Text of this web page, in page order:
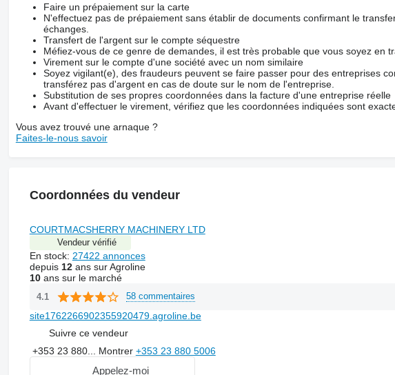
Faire un prépaiement sur la carte
N'effectuez pas de prépaiement sans établir de documents confirmant le
échanges.
Transfert de l'argent sur le compte séquestre
Méfiez-vous de ce genre de demandes, il est très probable que vous soyez en
Virement sur le compte d'une société avec un nom similaire
Soyez vigilant(e), des fraudeurs peuvent se faire passer pour des entreprises
transférez pas d'argent en cas de doute sur le nom de l'entreprise.
Substitution de ses propres coordonnées dans la facture d'une entreprise réelle
Avant d'effectuer le virement, vérifiez que les coordonnées indiquées sont
Vous avez trouvé une arnaque ?
Faites-le-nous savoir
Coordonnées du vendeur
COURTMACSHERRY MACHINERY LTD
Vendeur vérifié
En stock: 27422 annonces
depuis 12ans sur Agroline
10ans sur le marché
4.1 58 commentaires
site1762266902355920479.agroline.be
Suivre ce vendeur
+353 23 880... Montrer +353 23 880 5006
Appelez-moi